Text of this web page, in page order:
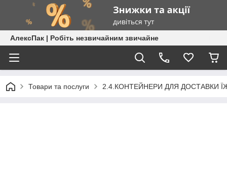
АлексПак | Робіть незвичайним звичайне
Товари та послуги 2.4.КОНТЕЙНЕРИ ДЛЯ ДОСТАВКИ